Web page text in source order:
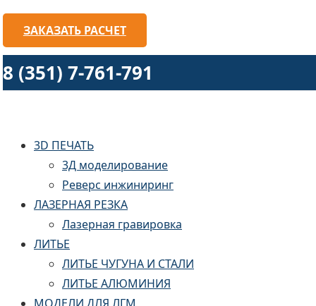
ЗАКАЗАТЬ РАСЧЕТ
8 (351) 7-761-791
3D ПЕЧАТЬ
3Д моделирование
Реверс инжиниринг
ЛАЗЕРНАЯ РЕЗКА
Лазерная гравировка
ЛИТЬЕ
ЛИТЬЕ ЧУГУНА И СТАЛИ
ЛИТЬЕ АЛЮМИНИЯ